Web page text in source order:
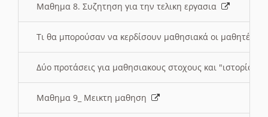
Μαθημα 8. Συζητηση για την τελικη εργασια
Τι θα μπορούσαν να κερδίσουν μαθησιακά οι μαθητές/
Δύο προτάσεις για μαθησιακους στοχους και "ιστορία"
Μαθημα 9_ Μεικτη μαθηση